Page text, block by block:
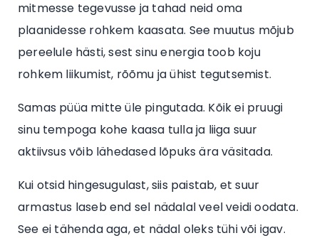
mitmesse tegevusse ja tahad neid oma
plaanidesse rohkem kaasata. See muutus mõjub
pereelule hästi, sest sinu energia toob koju
rohkem liikumist, rõõmu ja ühist tegutsemist.
Samas püüa mitte üle pingutada. Kõik ei pruugi
sinu tempoga kohe kaasa tulla ja liiga suur
aktiivsus võib lähedased lõpuks ära väsitada.
Kui otsid hingesugulast, siis paistab, et suur
armastus laseb end sel nädalal veel veidi oodata.
See ei tähenda aga, et nädal oleks tühi või igav.